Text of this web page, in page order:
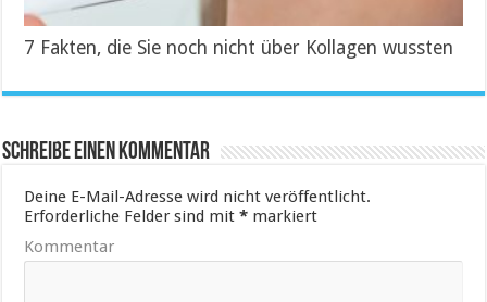
7 Fakten, die Sie noch nicht über Kollagen wussten
Schreibe einen Kommentar
Deine E-Mail-Adresse wird nicht veröffentlicht.
Erforderliche Felder sind mit* markiert
Kommentar